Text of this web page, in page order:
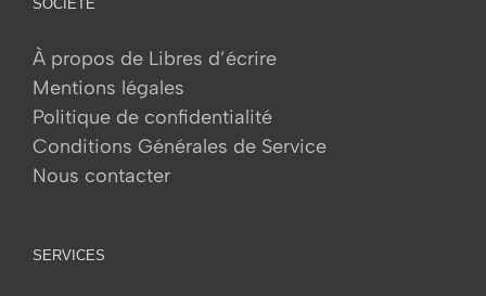
peuvent
choisies
sur
SOCIÉTÉ
À propos de Libres d’écrire
Mentions légales
Politique de confidentialité
Conditions Générales de Service
Nous contacter
SERVICES